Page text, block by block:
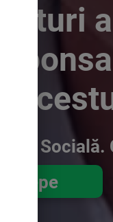
Socială.
Începe